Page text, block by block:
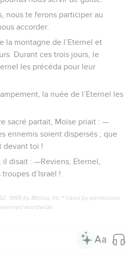
nous te ferons participer au
accorder.
la montagne de l’Eternel et
Durant ces trois jours, le
les précéda pour leur
la nuée de l’Eternel les
sacré partait, Moïse priait : —
ennemis soient dispersés ; que
devant toi !
il disait : —Reviens, Eternel,
d’Israël !
1999 by Biblica, Inc.® Used by permission.
worldwide.